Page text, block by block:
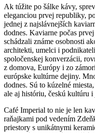
Ak túžite po šálke kávy,
eleganciou prvej republiky,
jednej z najslávnejších
dodnes. Kaviarne počas
schádzali známe osobnosti
architekti, umelci i
spoločenskej konverzácii,
z domova, Európy i zo
európske kultúrne dejiny.
dodnes. Sú to kúzelné
ale aj históriu, českú kultúru
Café Imperial to nie je len
raňajkami pod vedením
priestory s unikátnymi